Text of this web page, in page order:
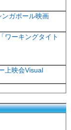
ンガポール映画
ワーキングタイト
上映会Visual